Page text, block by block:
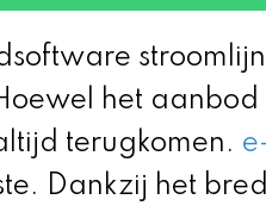
het aanbod
terugkomen.
Dankzij het